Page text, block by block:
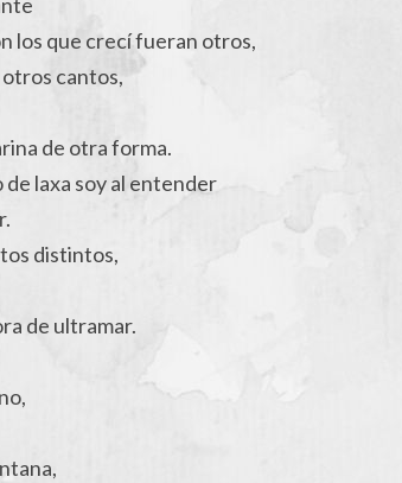
los que crecí fueran otros,
otros cantos,
de otra forma.
laxa soy al entender
distintos,
de ultramar.